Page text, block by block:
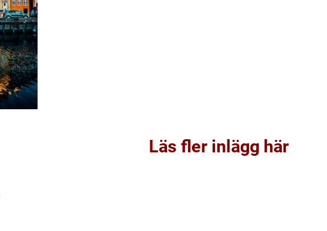
Läs fler inlägg här